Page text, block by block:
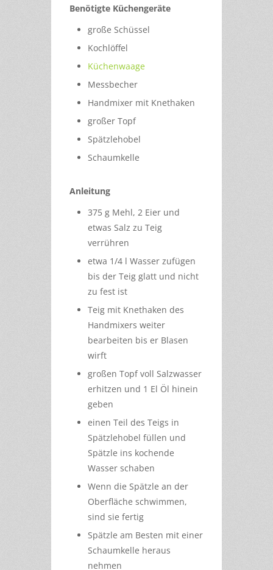
Benötigte Küchengeräte
große Schüssel
Kochlöffel
Küchenwaage
Messbecher
Handmixer mit Knethaken
großer Topf
Spätzlehobel
Schaumkelle
Anleitung
375 g Mehl, 2 Eier und
etwas Salz zu Teig
verrühren
etwa 1/4 l Wasser zufügen
bis der Teig glatt und nicht
zu fest ist
Teig mit Knethaken des
Handmixers weiter
bearbeiten bis er Blasen
wirft
großen Topf voll Salzwasser
erhitzen und 1 El Öl hinein
geben
einen Teil des Teigs in
Spätzlehobel füllen und
Spätzle ins kochende
Wasser schaben
Wenn die Spätzle an der
Oberfläche schwimmen,
sind sie fertig
Spätzle am Besten mit einer
Schaumkelle heraus
nehmen